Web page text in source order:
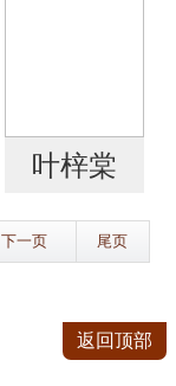
叶梓棠
下一页 尾页
返回顶部